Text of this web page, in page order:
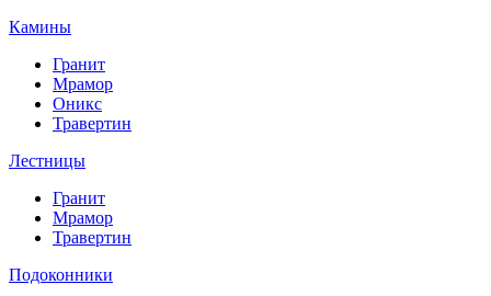
Камины
Гранит
Мрамор
Оникс
Травертин
Лестницы
Гранит
Мрамор
Травертин
Подоконники